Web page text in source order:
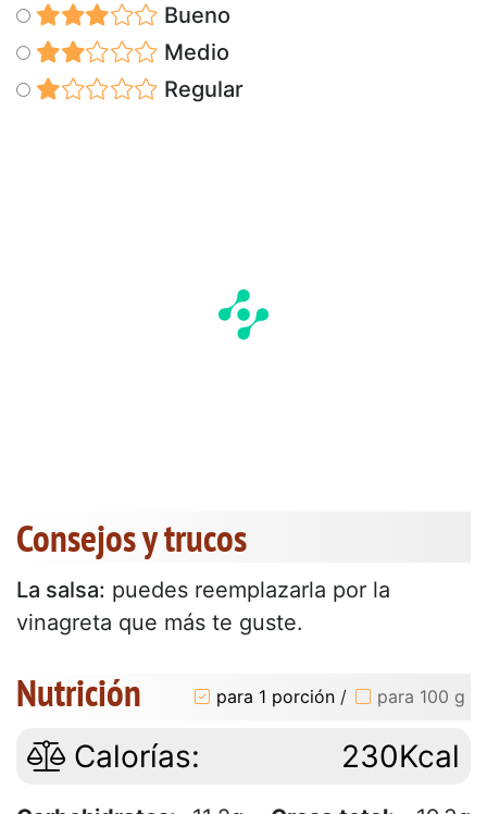
Bueno
Medio
Regular
Consejos y trucos
La salsa: puedes reemplazarla por la
vinagreta que más te guste.
Nutrición para 1 porción / para 100 g
Calorías: 230Kcal